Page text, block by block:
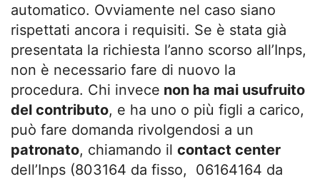
automatico. Ovviamente nel caso siano
rispettati ancora i requisiti. Se è stata già
presentata la richiesta l’anno scorso all’Inps,
non è necessario fare di nuovo la
procedura. Chi invece non ha mai usufruito
del contributo, e ha uno o più figli a carico,
può fare domanda rivolgendosi a un
patronato, chiamando il contact center
dell’Inps (803164 da fisso, 06164164 da